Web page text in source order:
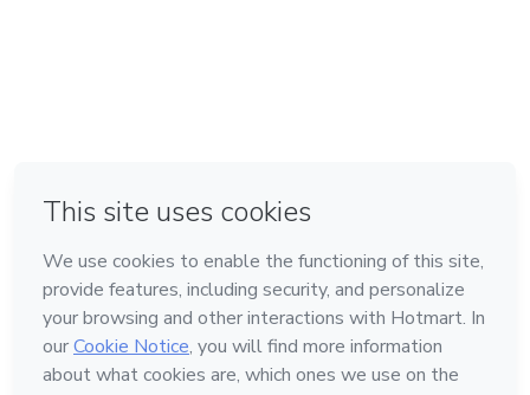
Feito com ❤ na Cidade do México
Conheça a Hotmart